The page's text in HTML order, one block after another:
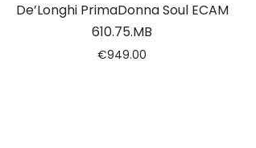
De’Longhi PrimaDonna Soul ECAM
610.75.MB
€949.00